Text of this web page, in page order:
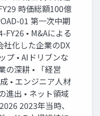
時価総額100億
01 第一次中期
FY26 • M&Aによる
社化した企業のDX
プ • AIドリブンな
の深耕 • 「経営
• エンジニア人材
進出 • ネット領域
2023年当時、